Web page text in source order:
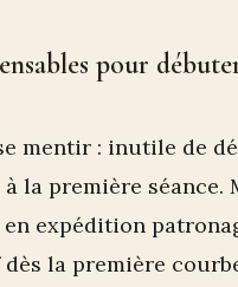
pour
mentir : inutile de
la première séance.
expédition
la première